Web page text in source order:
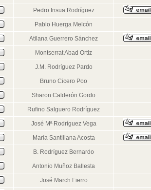
Pedro Insua Rodríguez
Pablo Huerga Melcón
Atilana Guerrero Sánchez
Montserrat Abad Ortiz
J.M. Rodríguez Pardo
Bruno Cicero Poo
Sharon Calderón Gordo
Rufino Salguero Rodríguez
José Mª Rodríguez Vega
María Santillana Acosta
B. Rodríguez Bernardo
Antonio Muñoz Ballesta
José March Fierro